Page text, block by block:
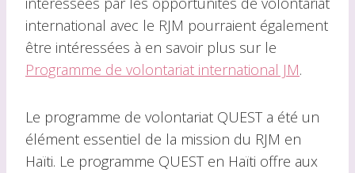
international avec le RJM pourraient également
être intéressées à en savoir plus sur le
Programme de volontariat international JM.
Le programme de volontariat QUEST a été un
élément essentiel de la mission du RJM en
Haïti. Le programme QUEST en Haïti offre aux